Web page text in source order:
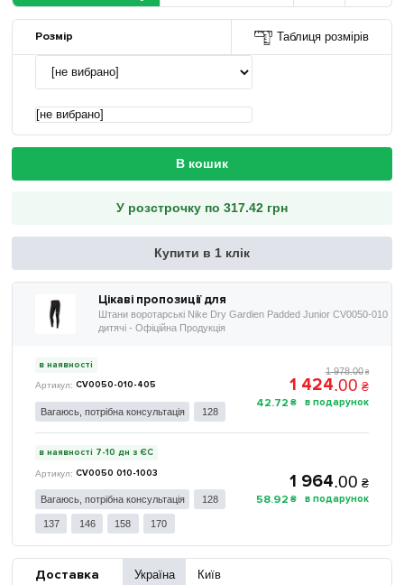
Розмір Таблиця розмірів
[не вибрано]
В кошик
У розстрочку по 317.42 грн
Купити в 1 клік
Цікаві пропозиції для
Штани воротарські Nike Dry Gardien Padded Junior CV0050-010
дитячі - Офіційна Продукція
в наявності
CV0050-010-405
Вагаюсь, потрібна консультація 128
1 978.00 ₴
1 424.00 ₴
42.72 ₴
в наявності 7-10 дн з ЄС
CV0050 010-1003
Вагаюсь, потрібна консультація 128
137 146 158 170
1 964.00 ₴
58.92 ₴
Доставка Україна Київ